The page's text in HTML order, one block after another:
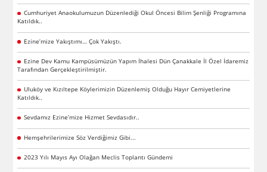
Cumhuriyet Anaokulumuzun Düzenlediği Okul Öncesi Bilim Şenliği Programına
Katıldık..
Ezine’mize Yakıştımı… Çok Yakıştı.
Ezine Dev Kamu Kampüsümüzün Yapım İhalesi Dün Çanakkale İl Özel İdaremiz
Tarafından Gerçekleştirilmiştir.
Uluköy ve Kızıltepe Köylerimizin Düzenlemiş Olduğu Hayır Cemiyetlerine
Katıldık..
Sevdamız Ezine’mize Hizmet Sevdasıdır..
Hemşehrilerimize Söz Verdiğimiz Gibi...
2023 Yılı Mayıs Ayı Olağan Meclis Toplantı Gündemi